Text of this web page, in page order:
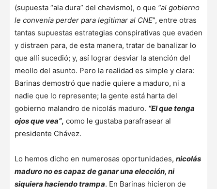
(supuesta “ala dura” del chavismo), o que “al gobierno
le convenía perder para legitimar al CNE”, entre otras
tantas supuestas estrategias conspirativas que evaden
y distraen para, de esta manera, tratar de banalizar lo
que allí sucedió; y, así lograr desviar la atención del
meollo del asunto. Pero la realidad es simple y clara:
Barinas demostró que nadie quiere a maduro, ni a
nadie que lo represente; la gente está harta del
gobierno malandro de nicolás maduro. “El que tenga
ojos que vea”, como le gustaba parafrasear al
presidente Chávez.
Lo hemos dicho en numerosas oportunidades, nicolás
maduro no es capaz de ganar una elección, ni
siquiera haciendo trampa. En Barinas hicieron de